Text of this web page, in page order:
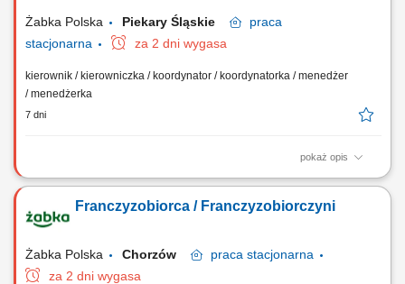
Żabka Polska Piekary Śląskie
praca
stacjonarna
za 2 dni wygasa
kierownik / kierowniczka / koordynator / koordynatorka / menedżer
/ menedżerka
7 dni
pokaż opis
Główne zadania: Prowadzenie własnej działalności gospodarczej w
obsługi. Monitorowanie stanów magazynowych i zamówień.
Dostosowywanie asortymentu sklepu do potrzeb lokalnego rynku.
Franczyzobiorca / Franczyzobiorczyni
Żabka Polska Chorzów praca stacjonarna
za 2 dni wygasa